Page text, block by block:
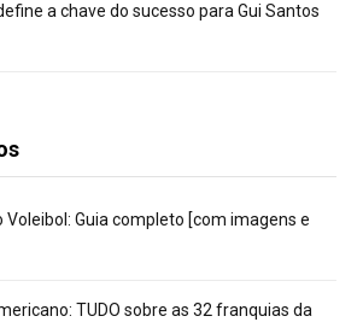
a chave do sucesso para Gui Santos
Guia completo [com imagens e
TUDO sobre as 32 franquias da